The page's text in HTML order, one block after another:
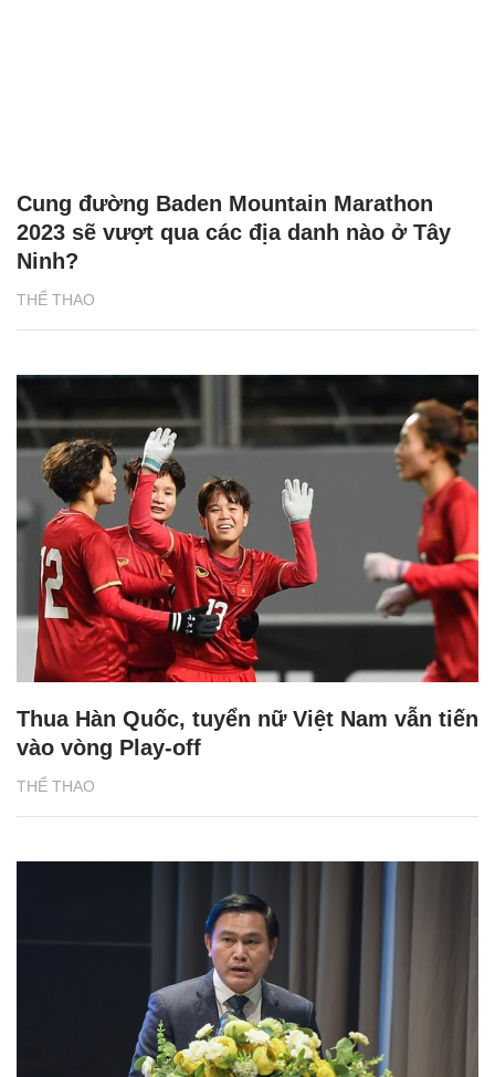
THỂ THAO
Cung đường Baden Mountain Marathon
2023 sẽ vượt qua các địa danh nào ở Tây
Ninh?
THỂ THAO
Thua Hàn Quốc, tuyển nữ Việt Nam vẫn tiến
vào vòng Play-off